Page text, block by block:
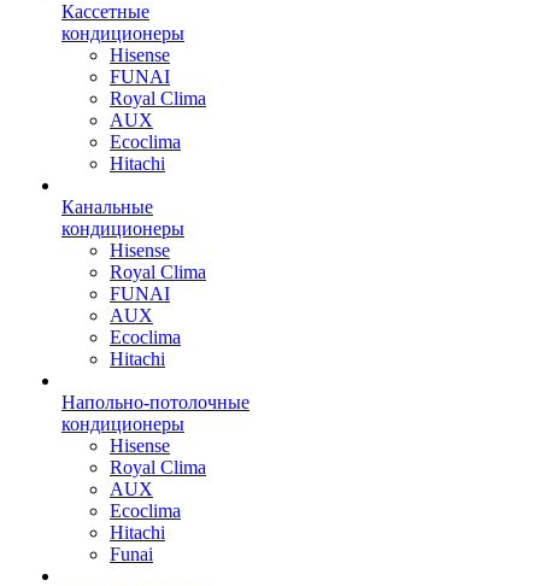
Кассетные
кондиционеры
Hisense
FUNAI
Royal Clima
AUX
Ecoclima
Hitachi
Канальные
кондиционеры
Hisense
Royal Clima
FUNAI
AUX
Ecoclima
Hitachi
Напольно-потолочные
кондиционеры
Hisense
Royal Clima
AUX
Ecoclima
Hitachi
Funai